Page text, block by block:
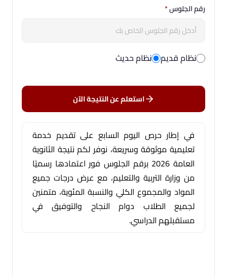
رقم الجلوس*
نظام قديم نظام حديث
استعلم عن النتيجة الآن
في إطار حرص اليوم السابع على تقديم خدمة
تعليمية موثوقة وسريعة، نوفر لكم نتيجة الثانوية
العامة 2026 برقم الجلوس فور اعتمادها رسميًا
من وزارة التربية والتعليم، مع عرض درجات جميع
المواد والمجموع الكلي والنسبة المئوية، متمنين
لجميع الطلاب دوام النجاح والتوفيق في
مستقبلهم الدراسي.